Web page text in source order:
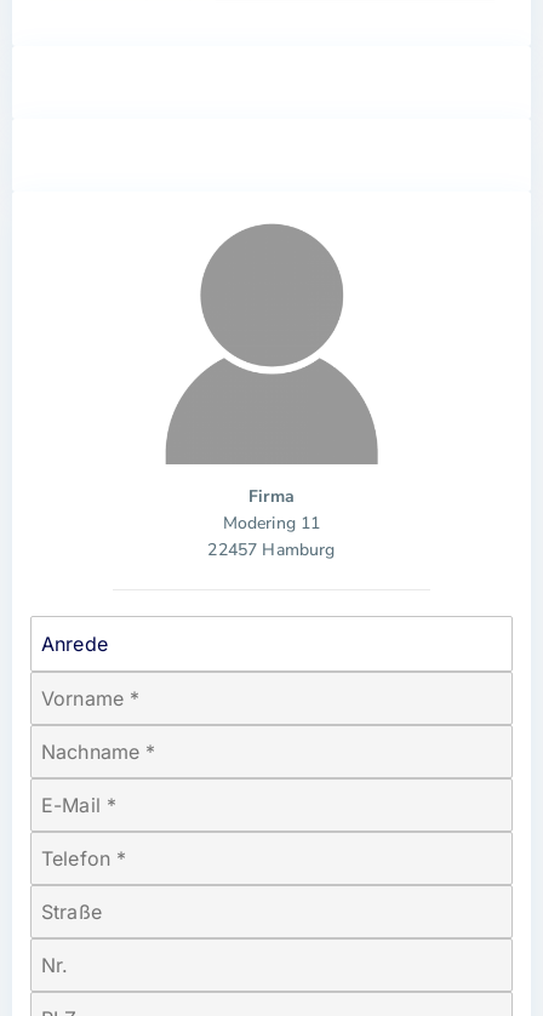
Firma
Modering 11
22457 Hamburg
Anrede